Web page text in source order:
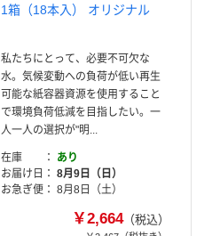
1箱（18本入） オリジナル
私たちにとって、必要不可欠な
水。気候変動への負荷が低い再生
可能な紙容器資源を使用すること
で環境負荷低減を目指したい。一
人一人の選択が"明...
在庫
あり
お届け日
8月9日（日）
お急ぎ便
8月8日（土）
￥2,664（税込）